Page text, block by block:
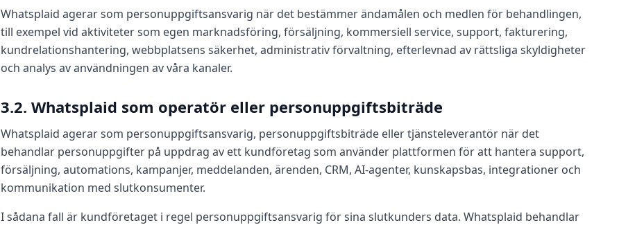
Whatsplaid agerar som personuppgiftsansvarig när det bestämmer ändamålen och medlen för behandlingen,
till exempel vid aktiviteter som egen marknadsföring, försäljning, kommersiell service, support, fakturering,
kundrelationshantering, webbplatsens säkerhet, administrativ förvaltning, efterlevnad av rättsliga skyldigheter
och analys av användningen av våra kanaler.
3.2. Whatsplaid som operatör eller personuppgiftsbiträde
Whatsplaid agerar som personuppgiftsansvarig, personuppgiftsbiträde eller tjänsteleverantör när det
behandlar personuppgifter på uppdrag av ett kundföretag som använder plattformen för att hantera support,
försäljning, automations, kampanjer, meddelanden, ärenden, CRM, AI‑agenter, kunskapsbas, integrationer och
kommunikation med slutkonsumenter.
I sådana fall är kundföretaget i regel personuppgiftsansvarig för sina slutkunders data. Whatsplaid behandlar